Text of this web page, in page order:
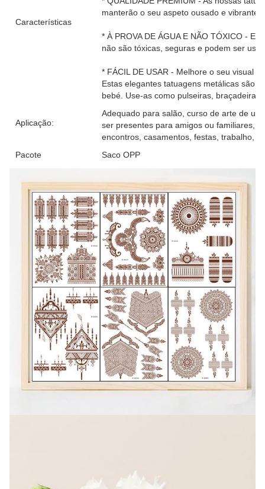
Características
manterão o seu aspeto ousado e vibrante.
* À PROVA DE ÁGUA E NÃO TÓXICO -
não são tóxicas, seguras e podem ser
* FÁCIL DE USAR - Melhore o seu visual
Estas elegantes tatuagens metálicas são
bebé. Use-as como pulseiras,
Aplicação:
Adequado para salão, curso de arte de
ser presentes para amigos ou familiares,
encontros, casamentos, festas, trabalho,
Pacote
Saco OPP